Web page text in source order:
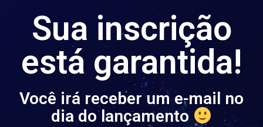
Sua inscrição
está garantida!
Você irá receber um e-mail no
dia do lançamento